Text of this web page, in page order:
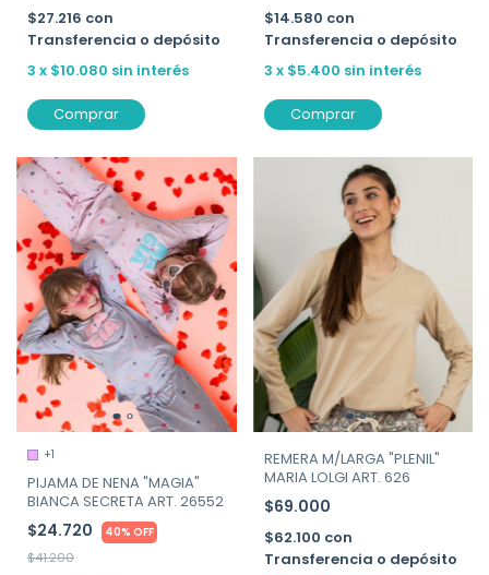
$27.216 con
Transferencia o depósito
3 x $10.080 sin interés
Comprar
$14.580 con
Transferencia o depósito
3 x $5.400 sin interés
Comprar
+1
PIJAMA DE NENA "MAGIA"
BIANCA SECRETA ART. 26552
$24.720 40% OFF
$41.200
REMERA M/LARGA "PLENIL"
MARIA LOLGI ART. 626
$69.000
$62.100 con
Transferencia o depósito